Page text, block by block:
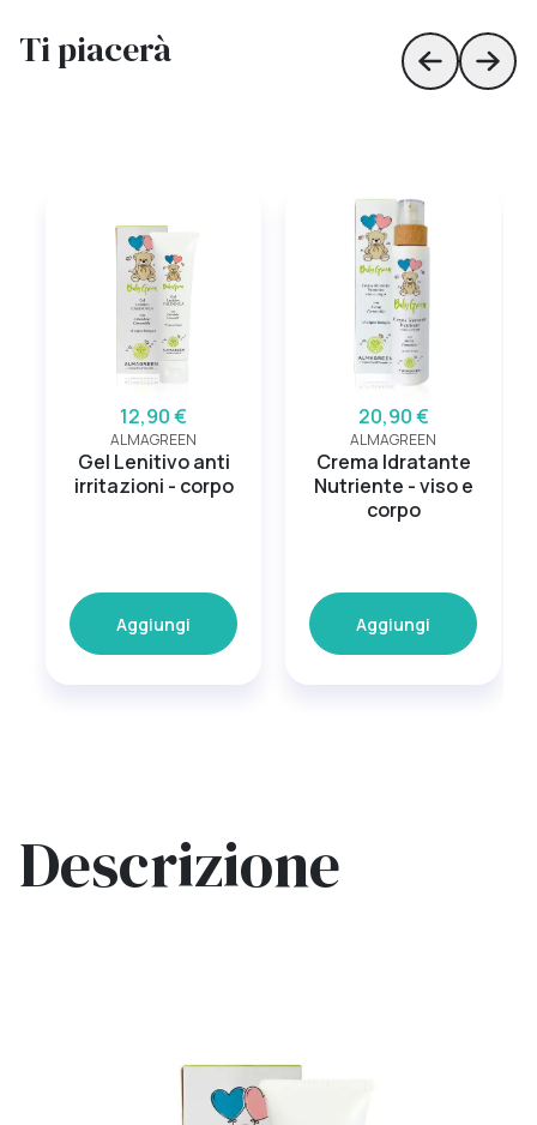
Ti piacerà
Skip toSkip
12,90 €
ALMAGREEN
Gel Lenitivo anti
irritazioni - corpo
Aggiungi
20,90 €
ALMAGREEN
Crema Idratante
Nutriente - viso e
corpo
Aggiungi
Descrizione